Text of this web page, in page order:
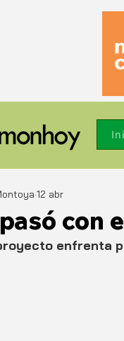
con
12 abr
enfrenta